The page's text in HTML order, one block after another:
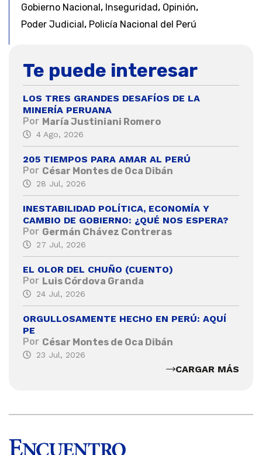
Gobierno Nacional , Inseguridad , Opinión,
Poder Judicial , Policía Nacional del Perú
Te puede interesar
LOS TRES GRANDES DESAFÍOS DE LA
MINERÍA PERUANA
Por María Justiniani Romero
4 Ago, 2026
205 TIEMPOS PARA AMAR AL PERÚ
Por César Montes de Oca Dibán
28 Jul, 2026
INESTABILIDAD POLÍTICA, ECONOMÍA Y
CAMBIO DE GOBIERNO: ¿QUÉ NOS ESPERA?
Por Germán Chávez Contreras
27 Jul, 2026
EL OLOR DEL CHUÑO (CUENTO)
Por Luis Córdova Granda
24 Jul, 2026
ORGULLOSAMENTE HECHO EN PERÚ: AQUÍ
PE
Por César Montes de Oca Dibán
23 Jul, 2026
CARGAR MÁS